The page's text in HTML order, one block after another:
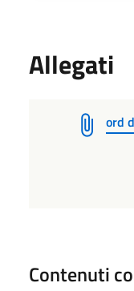
Allegati
ord
Contenuti